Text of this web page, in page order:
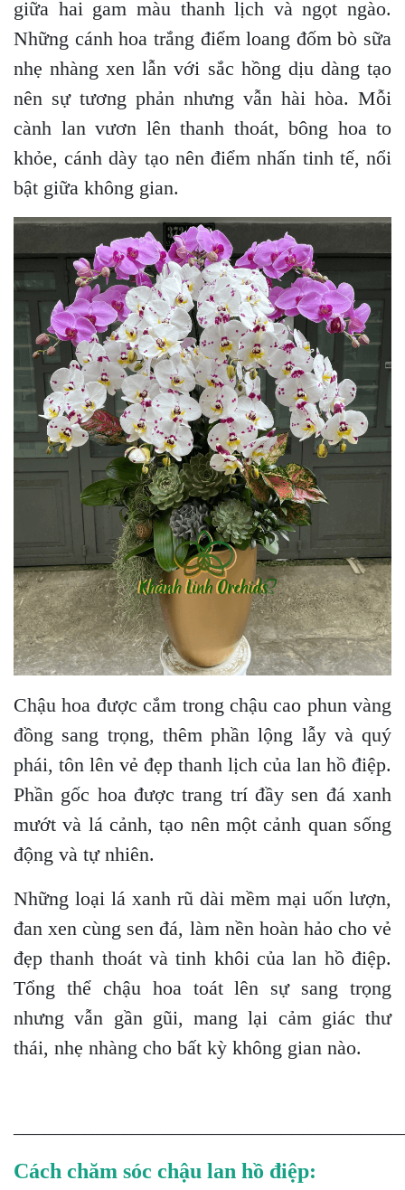
giữa hai gam màu thanh lịch và ngọt ngào.
Những cánh hoa trắng điểm loang đốm bò sữa
nhẹ nhàng xen lẫn với sắc hồng dịu dàng tạo
nên sự tương phản nhưng vẫn hài hòa. Mỗi
cành lan vươn lên thanh thoát, bông hoa to
khỏe, cánh dày tạo nên điểm nhấn tinh tế, nổi
bật giữa không gian.
Chậu hoa được cắm trong chậu cao phun vàng
đồng sang trọng, thêm phần lộng lẫy và quý
phái, tôn lên vẻ đẹp thanh lịch của lan hồ điệp.
Phần gốc hoa được trang trí đầy sen đá xanh
mướt và lá cảnh, tạo nên một cảnh quan sống
động và tự nhiên.
Những loại lá xanh rũ dài mềm mại uốn lượn,
đan xen cùng sen đá, làm nền hoàn hảo cho vẻ
đẹp thanh thoát và tinh khôi của lan hồ điệp.
Tổng thể chậu hoa toát lên sự sang trọng
nhưng vẫn gần gũi, mang lại cảm giác thư
thái, nhẹ nhàng cho bất kỳ không gian nào.
Cách chăm sóc chậu lan hồ điệp: